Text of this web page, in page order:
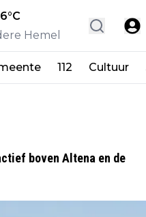
°C
Hemel
112 Cultuur
boven Altena en de